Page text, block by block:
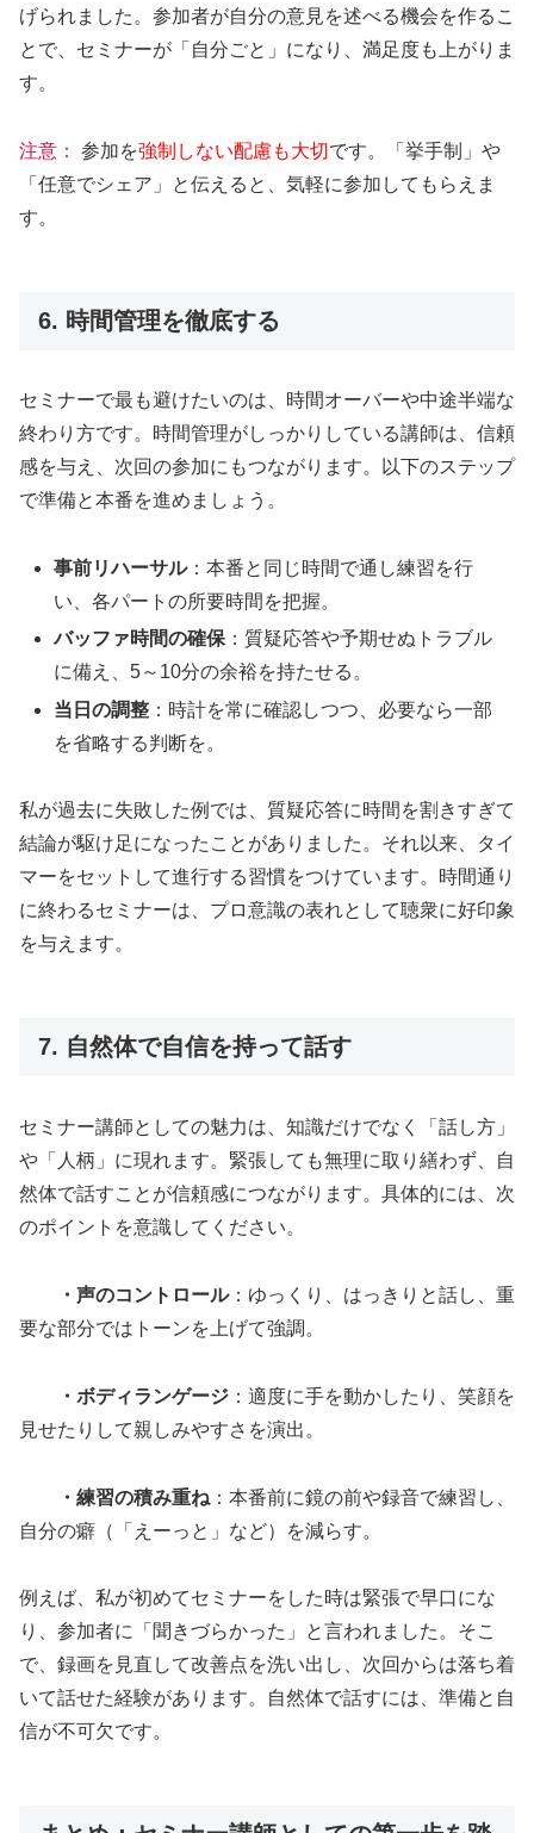
げられました。参加者が自分の意見を述べる機会を作るこ
とで、セミナーが「自分ごと」になり、満足度も上がりま
す。
注意： 参加を強制しない配慮も大切です。「挙手制」や
「任意でシェア」と伝えると、気軽に参加してもらえま
す。
6. 時間管理を徹底する
セミナーで最も避けたいのは、時間オーバーや中途半端な
終わり方です。時間管理がしっかりしている講師は、信頼
感を与え、次回の参加にもつながります。以下のステップ
で準備と本番を進めましょう。
事前リハーサル：本番と同じ時間で通し練習を行
い、各パートの所要時間を把握。
バッファ時間の確保 ：質疑応答や予期せぬトラブル
に備え、5～10分の余裕を持たせる。
当日の調整 ：時計を常に確認しつつ、必要なら一部
を省略する判断を。
私が過去に失敗した例では、質疑応答に時間を割きすぎて
結論が駆け足になったことがありました。それ以来、タイ
マーをセットして進行する習慣をつけています。時間通り
に終わるセミナーは、プロ意識の表れとして聴衆に好印象
を与えます。
7. 自然体で自信を持って話す
セミナー講師としての魅力は、知識だけでなく「話し方」
や「人柄」に現れます。緊張しても無理に取り繕わず、自
然体で話すことが信頼感につながります。具体的には、次
のポイントを意識してください。
・声のコントロール：ゆっくり、はっきりと話し、重
要な部分ではトーンを上げて強調。
・ボディランゲージ ：適度に手を動かしたり、笑顔を
見せたりして親しみやすさを演出。
・練習の積み重ね ：本番前に鏡の前や録音で練習し、
自分の癖（「えーっと」など）を減らす。
例えば、私が初めてセミナーをした時は緊張で早口にな
り、参加者に「聞きづらかった」と言われました。そこ
で、録画を見直して改善点を洗い出し、次回からは落ち着
いて話せた経験があります。自然体で話すには、準備と自
信が不可欠です。